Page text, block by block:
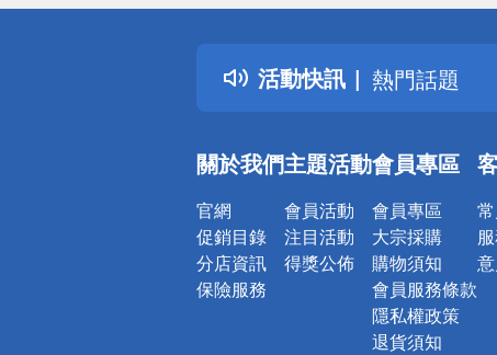
活動快訊
詐騙網頁！
得獎公告
熱門話題
銀行優惠
詐騙網頁！
關於我們
官網
促銷目錄
分店資訊
保險服務
主題活動
會員活動
注目活動
得獎公佈
會員專區
會員專區
大宗採購
購物須知
會員服務條款
隱私權政策
退貨須知